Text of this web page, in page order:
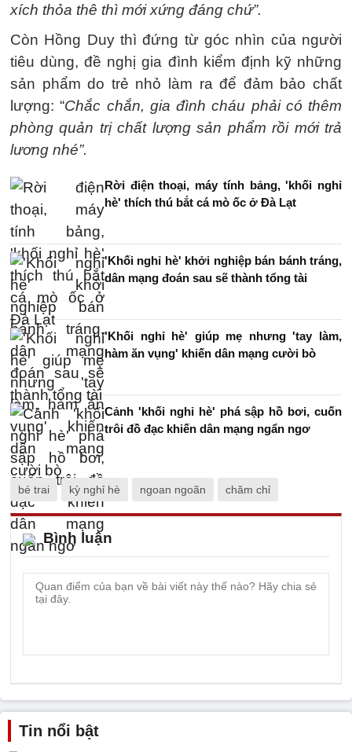
xích thỏa thê thì mới xứng đáng chứ”.
Còn Hồng Duy thì đứng từ góc nhìn của người
tiêu dùng, đề nghị gia đình kiểm định kỹ những
sản phẩm do trẻ nhỏ làm ra để đảm bảo chất
lượng: “Chắc chắn, gia đình cháu phải có thêm
phòng quản trị chất lượng sản phẩm rồi mới trả
lương nhé”.
Rời điện thoại, máy tính bảng, 'khối nghỉ
hè' thích thú bắt cá mò ốc ở Đà Lạt
'Khối nghỉ hè' khởi nghiệp bán bánh tráng,
dân mạng đoán sau sẽ thành tổng tài
'Khối nghỉ hè' giúp mẹ nhưng 'tay làm,
hàm ăn vụng' khiến dân mạng cười bò
Cảnh 'khối nghỉ hè' phá sập hồ bơi, cuốn
trôi đồ đạc khiến dân mạng ngẩn ngơ
bé trai kỳ nghỉ hè ngoan ngoãn chăm chỉ
Bình luận
Tin nổi bật